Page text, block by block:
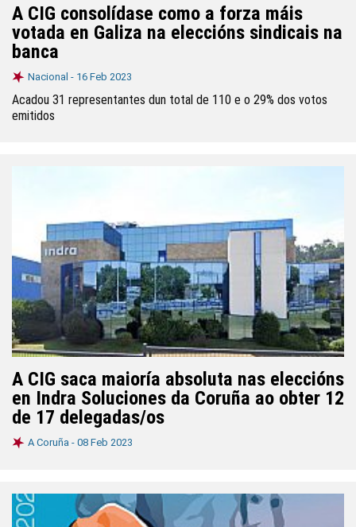
A CIG consolídase como a forza máis
votada en Galiza na eleccións sindicais na
banca
Nacional - 16 Feb 2023
Acadou 31 representantes dun total de 110 e o 29% dos votos
emitidos
A CIG saca maioría absoluta nas eleccións
en Indra Soluciones da Coruña ao obter 12
de 17 delegadas/os
A Coruña - 08 Feb 2023